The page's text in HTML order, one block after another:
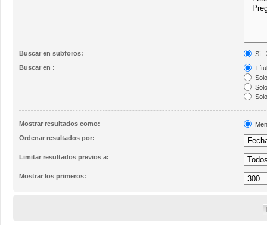
Buscar en subforos:
Sí
Buscar en :
Mostrar resultados como:
Ordenar resultados por:
Limitar resultados previos a:
Mostrar los primeros: